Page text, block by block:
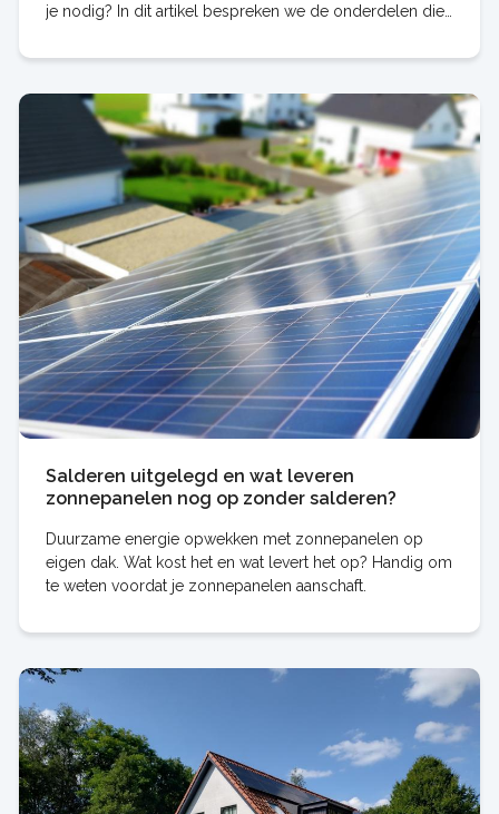
je nodig? In dit artikel bespreken we de onderdelen die
Salderen uitgelegd en wat leveren
zonnepanelen nog op zonder salderen?
Duurzame energie opwekken met zonnepanelen op
eigen dak. Wat kost het en wat levert het op? Handig om
te weten voordat je zonnepanelen aanschaft.